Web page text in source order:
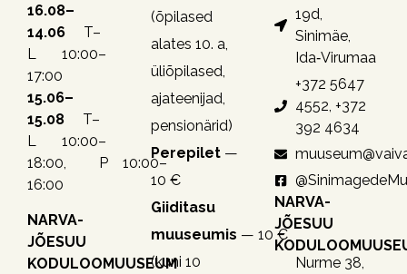
16.08–
14.06 T–
L 10:00–
17:00
15.06–
15.08 T–
L 10:00–
18:00, P 10:00–
16:00
NARVA-
JÕESUU
KODULOOMUUSEUM
(õpilased
alates 10. a,
üliõpilased,
ajateenijad,
pensionärid)
Perepilet —
10 €
Giiditasu
muuseumis — 10 €
(kuni 10
19d,
Sinimäe,
Ida‑Virumaa
+372 5647
4552, +372
392 4634
NARVA-
JÕESUU
Nurme 38,